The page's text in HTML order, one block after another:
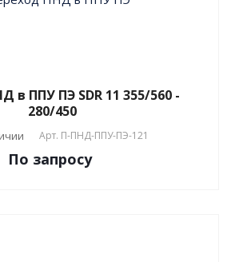
в ППУ ПЭ SDR 11 355/560 -
280/450
Арт. П-ПНД-ППУ-ПЭ-121
По запросу